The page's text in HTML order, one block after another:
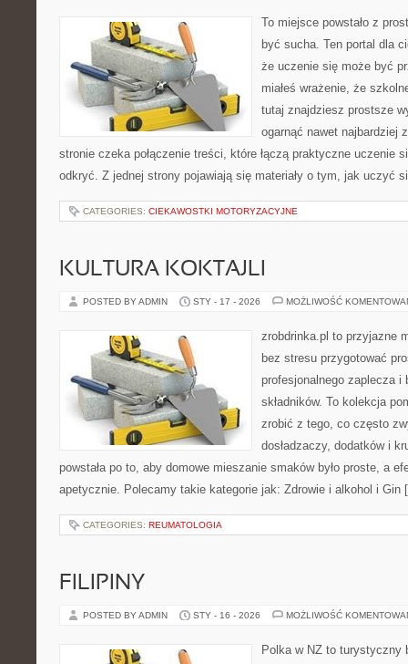
To miejsce powstało z
być sucha. Ten portal dla
że uczenie się może być
miałeś wrażenie, że
tutaj znajdziesz prostsze
ogarnąć nawet najbardziej
stronie czeka połączenie treści, które łączą praktyczne uczenie
odkryć. Z jednej strony pojawiają się materiały o tym, jak uczyć
CATEGORIES: CIEKAWOSTKI MOTORYZACYJNE
KULTURA KOKTAJLI
POSTED BY ADMIN STY - 17 - 2026 MOŻLIWOŚĆ
zrobdrinka.pl to przyjazne
bez stresu przygotować
profesjonalnego zaplecza i
składników. To kolekcja
zrobić z tego, co często
dosładzaczy, dodatków i
powstała po to, aby domowe mieszanie smaków było proste, a
apetycznie. Polecamy takie kategorie jak: Zdrowie i alkohol i
CATEGORIES: REUMATOLOGIA
FILIPINY
POSTED BY ADMIN STY - 16 - 2026 MOŻLIWOŚĆ
Polka w NZ to turystyczny